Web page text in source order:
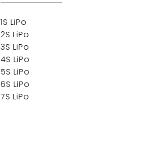
1S LiPo
2S LiPo
3S LiPo
4S LiPo
5S LiPo
6S LiPo
7S LiPo